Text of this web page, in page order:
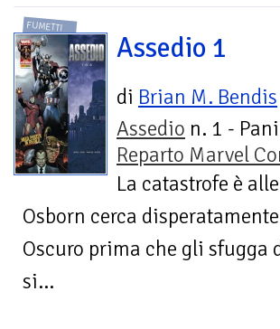
FUMETTI
Assedio 1
di Brian M. Bendis
Assedio n. 1 -
Reparto Marvel
La catastrofe è
Osborn cerca
Oscuro prima che gli
si...